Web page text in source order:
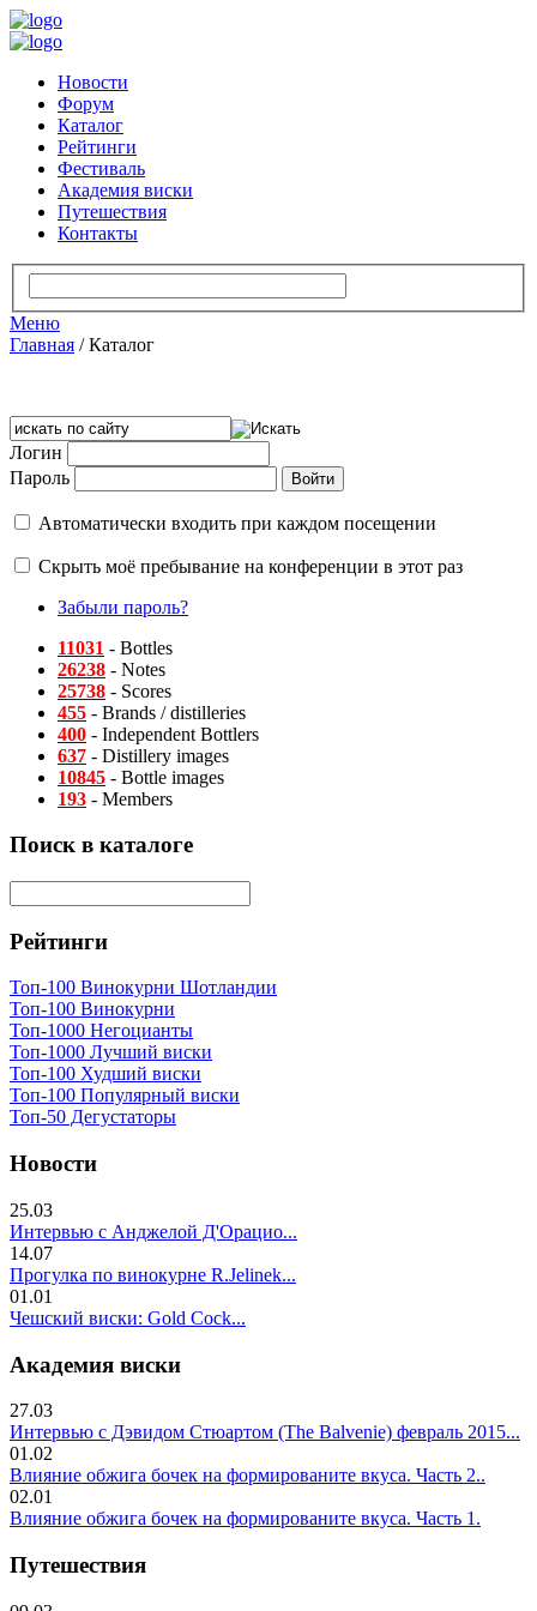
Новости
Форум
Каталог
Рейтинги
Фестиваль
Академия виски
Путешествия
Контакты
Меню
Главная /Каталог
Логин
Пароль
Автоматически входить при каждом посещении
Скрыть моё пребывание на конференции в этот раз
Забыли пароль?
11031 - Bottles
26238 - Notes
25738 - Scores
455 - Brands / distilleries
400 - Independent Bottlers
637 - Distillery images
10845 - Bottle images
193 - Members
Поиск в каталоге
Рейтинги
Топ-100 Винокурни Шотландии
Топ-100 Винокурни
Топ-1000 Негоцианты
Топ-1000 Лучший виски
Топ-100 Худший виски
Топ-100 Популярный виски
Топ-50 Дегустаторы
Новости
25.03
Интервью с Анджелой Д'Орацио...
14.07
Прогулка по винокурне R.Jelinek...
01.01
Чешский виски: Gold Cock...
Академия виски
27.03
Интервью с Дэвидом Стюартом (The Balvenie) февраль 2015...
01.02
Влияние обжига бочек на формированите вкуса. Часть 2..
02.01
Влияние обжига бочек на формированите вкуса. Часть 1.
Путешествия